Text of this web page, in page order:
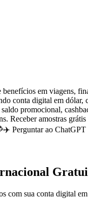
em viagens,
conta digital em
promocional,
Receber amostras
Perguntar ao ChatGPT
com sua conta digital